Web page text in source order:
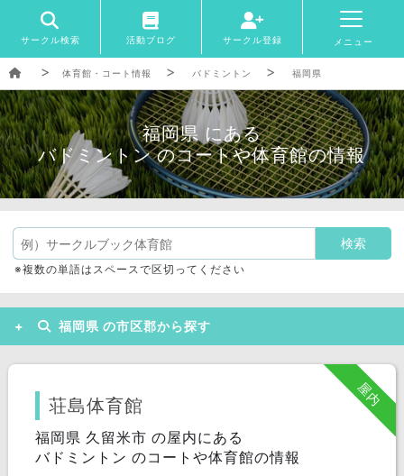
サークル検索 活動ブログ サークル登録 メニュー
体育館・コート情報 バドミントン 福岡県
福岡県 にある
バドミントン のコートや体育館の情報
※複数の単語はスペースで区切ってください
福岡県 の市区郡から探す
福岡市 北九州市 久留米市
京都郡
遠賀郡 古賀市 大牟田市
屋内
荘島体育館
福岡県 久留米市 の屋内にある
バドミントン のコートや体育館の情報